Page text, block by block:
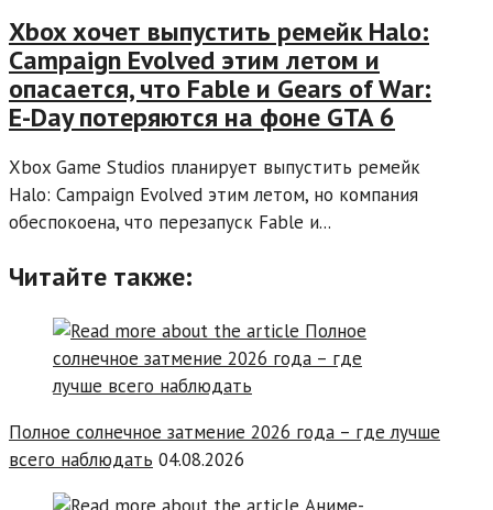
Xbox хочет выпустить ремейк Halo:
Campaign Evolved этим летом и
опасается, что Fable и Gears of War:
E-Day потеряются на фоне GTA 6
Xbox Game Studios планирует выпустить ремейк
Halo: Campaign Evolved этим летом, но компания
обеспокоена, что перезапуск Fable и...
Читайте также:
Полное солнечное затмение 2026 года – где лучше
всего наблюдать 04.08.2026